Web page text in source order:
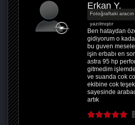
Erkan Y.
Fotoğraftaki
yazılmıştır
Ben hataydan
gidiyorum o
bu guven
işin erbabı en
astra 95 hp
gitmedim
ve suanda cok
ekibine cok
sayesinde
artık